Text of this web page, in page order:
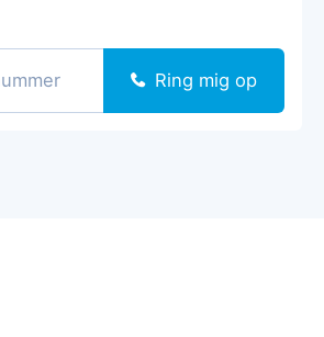
Ring mig op